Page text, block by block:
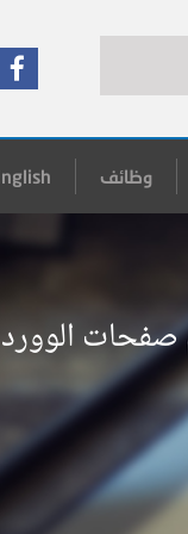
وظائف
صفحات الوورد